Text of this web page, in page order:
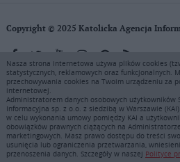
Copyright © 2025 Katolicka Agencja
KAI zastrzega wszelkie prawa do
i drukować fragmenty zawartości
wyłącznie do użytku osobistego.
zawartości niniejszego serwisu lub jej
podobne metody), są bez uprzedniej
stanowią naruszenie ustaw o prawie
uczciwej konkurencji - będą ścigane
Nasza strona internetowa używa plików cookies
statystycznych, reklamowych oraz funkcjonalnych.
przechowywania cookies na Twoim urządzeniu za
internetowej.
Administratorem danych osobowych użytkowników
Informacyjna sp. z o.o. z siedzibą w Warszawie
w celu wykonania umowy pomiędzy KAI a
obowiązków prawnych ciążących na
marketingowych. Masz prawo dostępu do treści
usunięcia lub ograniczenia przetwarzania,
przenoszenia danych. Szczegóły w naszej Polityce